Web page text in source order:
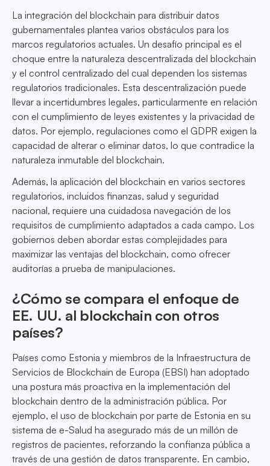
La integración del blockchain para distribuir datos
gubernamentales plantea varios obstáculos para los
marcos regulatorios actuales. Un desafío principal es el
choque entre la naturaleza descentralizada del blockchain
y el control centralizado del cual dependen los sistemas
regulatorios tradicionales. Esta descentralización puede
llevar a incertidumbres legales, particularmente en relación
con el cumplimiento de leyes existentes y la privacidad de
datos. Por ejemplo, regulaciones como el GDPR exigen la
capacidad de alterar o eliminar datos, lo que contradice la
naturaleza inmutable del blockchain.
Además, la aplicación del blockchain en varios sectores
regulatorios, incluidos finanzas, salud y seguridad
nacional, requiere una cuidadosa navegación de los
requisitos de cumplimiento adaptados a cada campo. Los
gobiernos deben abordar estas complejidades para
maximizar las ventajas del blockchain, como ofrecer
auditorías a prueba de manipulaciones.
¿Cómo se compara el enfoque de
EE. UU. al blockchain con otros
países?
Países como Estonia y miembros de la Infraestructura de
Servicios de Blockchain de Europa (EBSI) han adoptado
una postura más proactiva en la implementación del
blockchain dentro de la administración pública. Por
ejemplo, el uso de blockchain por parte de Estonia en su
sistema de e-Salud ha asegurado más de un millón de
registros de pacientes, reforzando la confianza pública a
través de una gestión de datos transparente. En cambio,